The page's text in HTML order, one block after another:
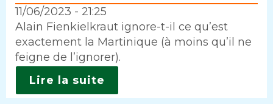
11/06/2023 - 21:25
Intro
Alain Fienkielkraut ignore-t-il ce qu’est
exactement la Martinique (à moins qu’il ne
feigne de l’ignorer).
Lire la suite